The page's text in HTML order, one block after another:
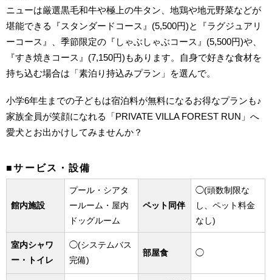
ニューは厳選黒毛和牛や極上の牛タン、地鶏や地元野菜などが
堪能できる『スタンダードコース』(5,500円)と『ラグジュアリ
ーコース』、季節限定の『しゃぶしゃぶコース』(5,500円)や、
『すき焼きコース』(7,150円)もあります。 自身で好きな食材を
持ち込む場合は「素泊り持込みプラン」を選んで。
小学6年生までの子どもは宿泊料が無料になるお得なプランも♪
家族全員が笑顔になれる「PRIVATE VILLA FOREST RUN」へ
愛犬とお出かけしてみませんか？
■サービス・設備
館内施設
プール・シアタ
ールーム・屋内
ドッグルーム
ペット同伴
◯(頭数制限な
し、ペット料金
なし)
室内シャワ
ー・トイレ
◯(システムバス
完備)
部屋食 ◯